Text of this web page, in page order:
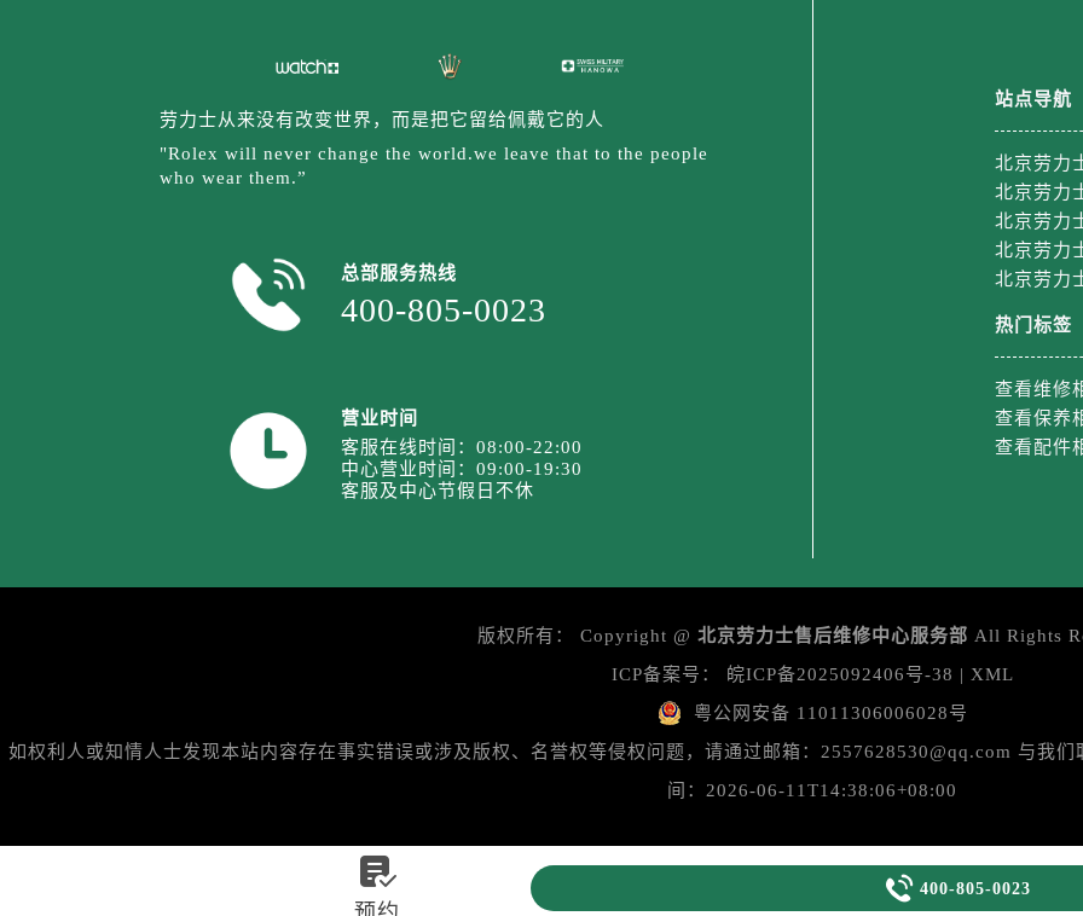
山西省忻州市忻府区和平东街与七一南路交叉口劳力士售后服务中心（需提前预约）
山西省阳泉市郊区平阳东街与新城大道交叉口劳力士售后服务中心（需提前预约）
山西省运城市盐湖区河东街劳力士售后服务中心（需提前预约）
山西省长治市潞州区英雄中路劳力士售后服务中心（需提前预约）
山西省太原市迎泽区迎泽街道解放路15号亨得利名表维修授权店3楼劳力士售后服务中心（需提前预
天津市和平区赤峰道136号天津国际金融中心26层2603室劳力士售后服务中心（需提前预约）
安徽省安庆市迎江区人民路劳力士售后服务中心（需提前预约）
安徽省蚌埠市蚌山区淮河路劳力士售后服务中心（需提前预约）
安徽省滁州市琅琊区南谯北路劳力士售后服务中心（需提前预约）
安徽省阜阳市颍州区颍州北路劳力士售后服务中心（需提前预约）
安徽省淮北市相山区淮海路劳力士售后服务中心（需提前预约）
安徽省六安市金安区解放中路劳力士售后服务中心（需提前预约）
安徽省铜陵市铜官区石城大道劳力士售后服务中心（需提前预约）
安徽省芜湖市镜湖区中山路步行街劳力士售后服务中心（需提前预约）
安徽省宣城市宣州区叠嶂西路劳力士售后服务中心（需提前预约）
福建省龙岩市新罗区九一南路劳力士售后服务中心（需提前预约）
福建省宁德市蕉城区天湖东路劳力士售后服务中心（需提前预约）
福建省莆田市城厢区霞林街道荔华东大道劳力士售后服务中心（需提前预约）
劳力士从来没有改变世界，而是把它留给佩戴它的人
"Rolex will never change the world.we leave that to the people
who wear them.”
总部服务热线
400-805-0023
营业时间
客服在线时间：08:00-22:00
中心营业时间：09:00-19:30
客服及中心节假日不休
站点导航
北京劳力
北京劳力
北京劳力
北京劳力
北京劳力
热门标签
查看维修
查看保养
查看配件
版权所有： Copyright @ 北京劳力士售后维修中心服务部 All Rights
ICP备案号： 皖ICP备2025092406号-38 | XML
粤公网安备 11011306006028号
如权利人或知情人士发现本站内容存在事实错误或涉及版权、名誉权等侵权问题，请通过邮箱：2557628530@qq.com 与我
间：2026-06-11T14:38:06+08:00

预约
 400-805-0023